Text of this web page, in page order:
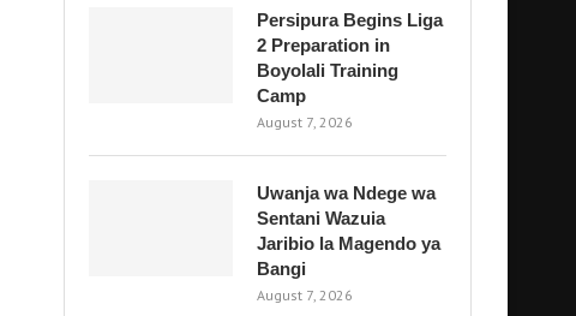
Persipura Begins Liga
2 Preparation in
Boyolali Training
Camp
August 7, 2026
Uwanja wa Ndege wa
Sentani Wazuia
Jaribio la Magendo ya
Bangi
August 7, 2026